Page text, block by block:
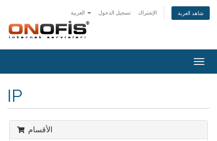
تسجيل الدخول الإشتراك شاهد العربة
IP
الأقسام